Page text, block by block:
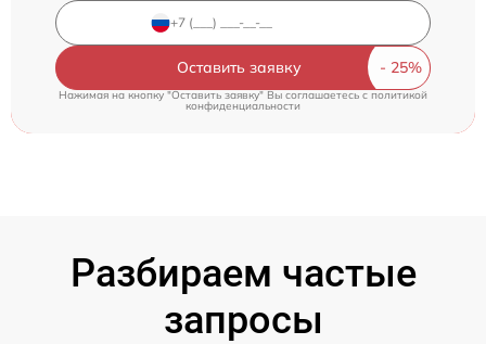
Оставить заявку
Нажимая на кнопку "Оставить заявку" Вы соглашаетесь cполитикой
конфиденциальности
Разбираем частые
запросы